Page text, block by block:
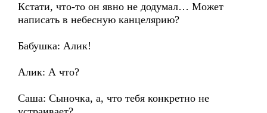
Кстати, что-то он явно не додумал… Может
написать в небесную канцелярию?
Бабушка: Алик!
Алик: А что?
Саша: Сыночка, а, что тебя конкретно не